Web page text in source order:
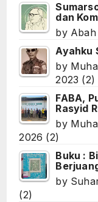
dan
by
Ayahku
by
2023 (2)
FABA,
Rasyid
by
2026 (2)
Buku :
by
(2)